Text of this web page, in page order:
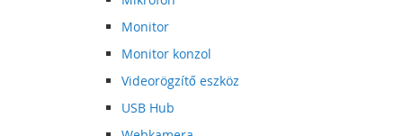
Monitor
Monitor konzol
Videorögzítő eszköz
USB Hub